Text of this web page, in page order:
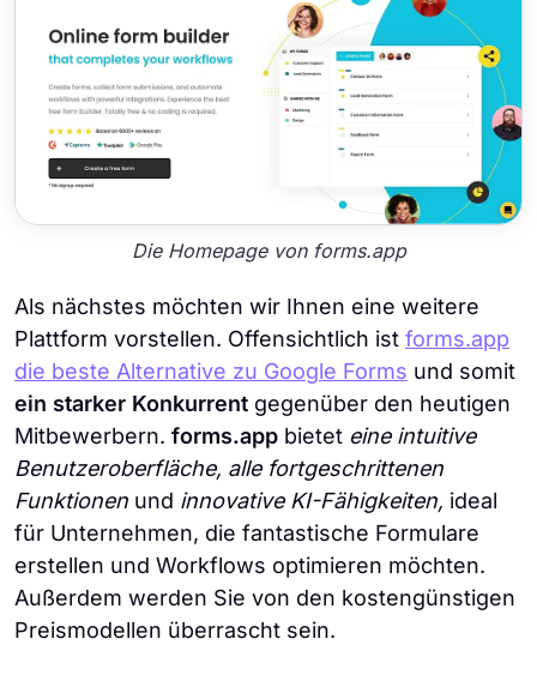
Die Homepage von forms.app
Als nächstes möchten wir Ihnen eine weitere
Plattform vorstellen. Offensichtlich ist forms.app
die beste Alternative zu Google Forms und somit
ein starker Konkurrent gegenüber den heutigen
Mitbewerbern. forms.app bietet eine intuitive
Benutzeroberfläche, alle fortgeschrittenen
Funktionen und innovative KI-Fähigkeiten, ideal
für Unternehmen, die fantastische Formulare
erstellen und Workflows optimieren möchten.
Außerdem werden Sie von den kostengünstigen
Preismodellen überrascht sein.